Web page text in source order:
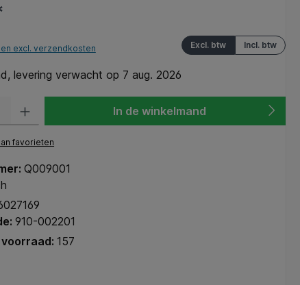
Incl. btw
Excl. btw
en excl. verzendkosten
levering verwacht op 7 aug. 2026
In de winkelmand
favorieten
Q009001
910-002201
157